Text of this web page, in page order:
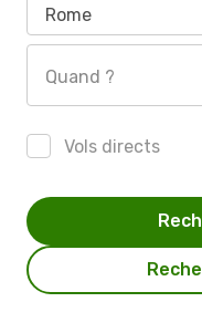
Rome
Quand ?
Vols directs